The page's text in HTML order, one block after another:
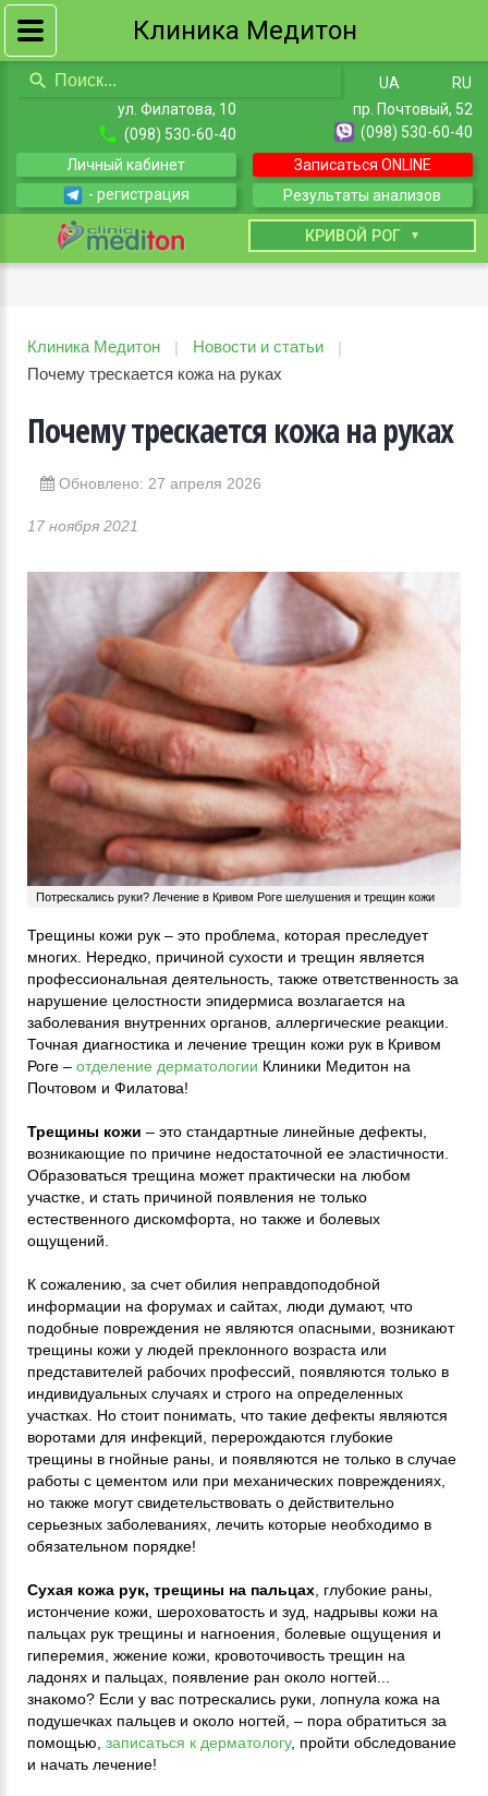
UA
RU
ул. Филатова, 10
(098) 530-60-40
пр. Почтовый, 52
(098) 530-60-40
Личный кабинет
- регистрация
Записаться ONLINE
Результаты анализов
КРИВОЙ РОГ
Клиника Медитон | Новости и статьи
|
Почему трескается кожа на руках
Почему трескается кожа на руках
Обновлено: 27 апреля 2026
17 ноября 2021
Потрескались руки? Лечение в Кривом Роге шелушения и трещин кожи
Трещины кожи рук – это проблема, которая преследует
многих. Нередко, причиной сухости и трещин является
профессиональная деятельность, также ответственность за
нарушение целостности эпидермиса возлагается на
заболевания внутренних органов, аллергические реакции.
Точная диагностика и лечение трещин кожи рук в Кривом
Роге – отделение дерматологии Клиники Медитон на
Почтовом и Филатова!
Трещины кожи – это стандартные линейные дефекты,
возникающие по причине недостаточной ее эластичности.
Образоваться трещина может практически на любом
участке, и стать причиной появления не только
естественного дискомфорта, но также и болевых
ощущений.
К сожалению, за счет обилия неправдоподобной
информации на форумах и сайтах, люди думают, что
подобные повреждения не являются опасными, возникают
трещины кожи у людей преклонного возраста или
представителей рабочих профессий, появляются только в
индивидуальных случаях и строго на определенных
участках. Но стоит понимать, что такие дефекты являются
воротами для инфекций, перерождаются глубокие
трещины в гнойные раны, и появляются не только в случае
работы с цементом или при механических повреждениях,
но также могут свидетельствовать о действительно
серьезных заболеваниях, лечить которые необходимо в
обязательном порядке!
Сухая кожа рук, трещины на пальцах , глубокие раны,
истончение кожи, шероховатость и зуд, надрывы кожи на
пальцах рук трещины и нагноения, болевые ощущения и
гиперемия, жжение кожи, кровоточивость трещин на
ладонях и пальцах, появление ран около ногтей...
знакомо? Если у вас потрескались руки, лопнула кожа на
подушечках пальцев и около ногтей, – пора обратиться за
помощью, записаться к дерматологу, пройти обследование
и начать лечение!
Клиника Медитон